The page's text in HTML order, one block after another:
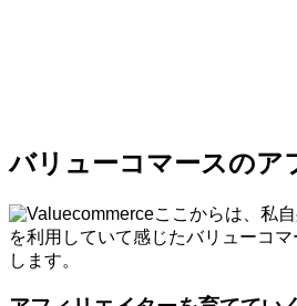
バリューコマースのア
ここからは、私
を利用していて感じたバリューコ
します。